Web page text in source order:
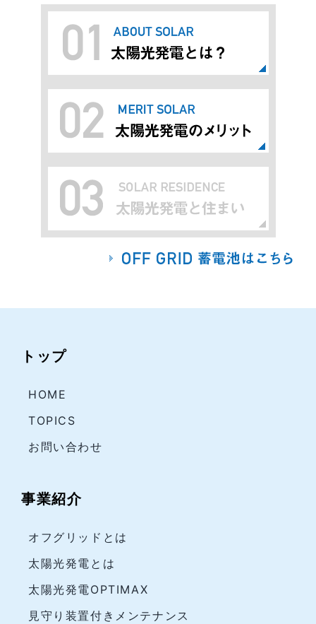
トップ
HOME
TOPICS
お問い合わせ
事業紹介
オフグリッドとは
太陽光発電とは
太陽光発電OPTIMAX
見守り装置付きメンテナンス